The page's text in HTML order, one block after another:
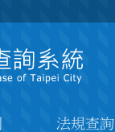
法規查詢